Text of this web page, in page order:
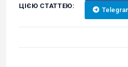
ЦІЄЮ СТАТТЕЮ: